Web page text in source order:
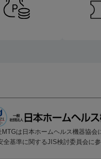
は日本ホームヘルス機器協会
全基準に関するJIS検討委員会に参